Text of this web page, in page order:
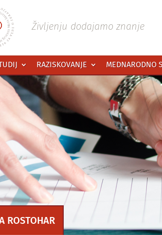
RAZISKOVANJE MEDNARODNO
Življenju dodajamo znanje
ROSTOHAR